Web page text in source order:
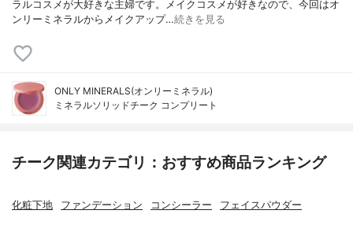
ラルコスメが大好きな主婦です。メイクコスメが好きなので、今回はオ
ンリーミネラルからメイクアップ…続きを見る
ONLY MINERALS(オンリーミネラル)
ミネラルソリッドチーク コンプリート
チーク関連カテゴリ：おすすめ商品ランキング
化粧下地 ファンデーション コンシーラー フェイスパウダー